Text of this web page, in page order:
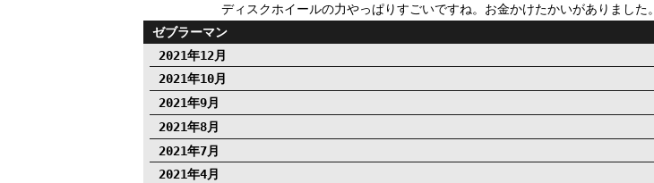
ディスクホイールの力やっぱりすごいですね。お金かけたかいがありました。
ゼブラーマン
2021年12月
2021年10月
2021年9月
2021年8月
2021年7月
2021年4月